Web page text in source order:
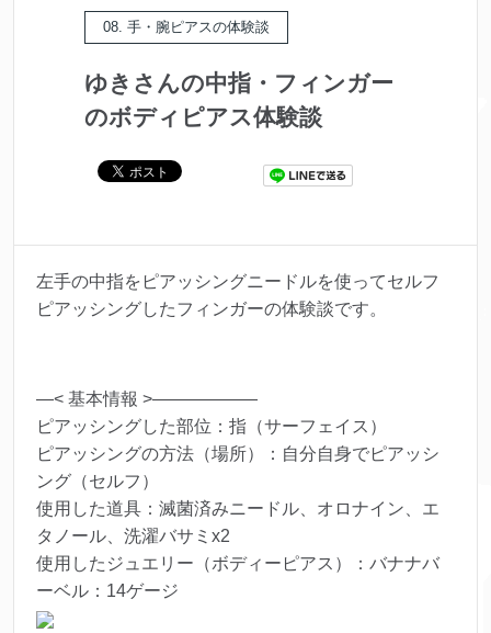
08. 手・腕ピアスの体験談
ゆきさんの中指・フィンガー
のボディピアス体験談
左手の中指をピアッシングニードルを使ってセルフ
ピアッシングしたフィンガーの体験談です。
—< 基本情報 >——————
ピアッシングした部位：指（サーフェイス）
ピアッシングの方法（場所）：自分自身でピアッシ
ング（セルフ）
使用した道具：滅菌済みニードル、オロナイン、エ
タノール、洗濯バサミx2
使用したジュエリー（ボディーピアス）：バナナバ
ーベル：14ゲージ